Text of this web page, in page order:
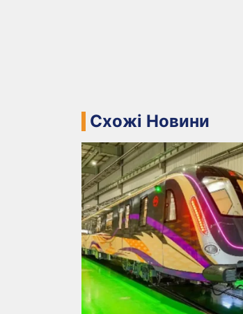
Схожі Новини